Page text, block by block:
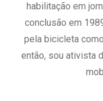
habilitação em
conclusão em
pela bicicleta
então, sou ativista